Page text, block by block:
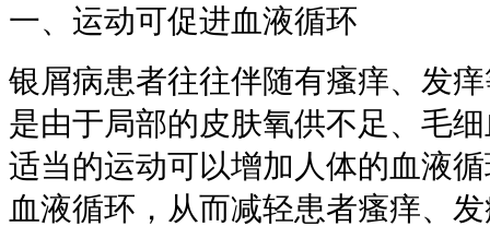
一、运动可促进血液循环
银屑病患者往往伴随有瘙痒、发
是由于局部的皮肤氧供不足、毛
适当的运动可以增加人体的血液
血液循环，从而减轻患者瘙痒、